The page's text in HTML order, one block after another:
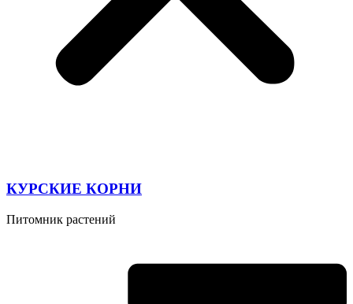
КУРСКИЕ КОРНИ
Питомник растений